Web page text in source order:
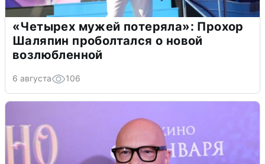
«Четырех мужей потеряла»: Прохор
Шаляпин проболтался о новой
возлюбленной
6 августа 106